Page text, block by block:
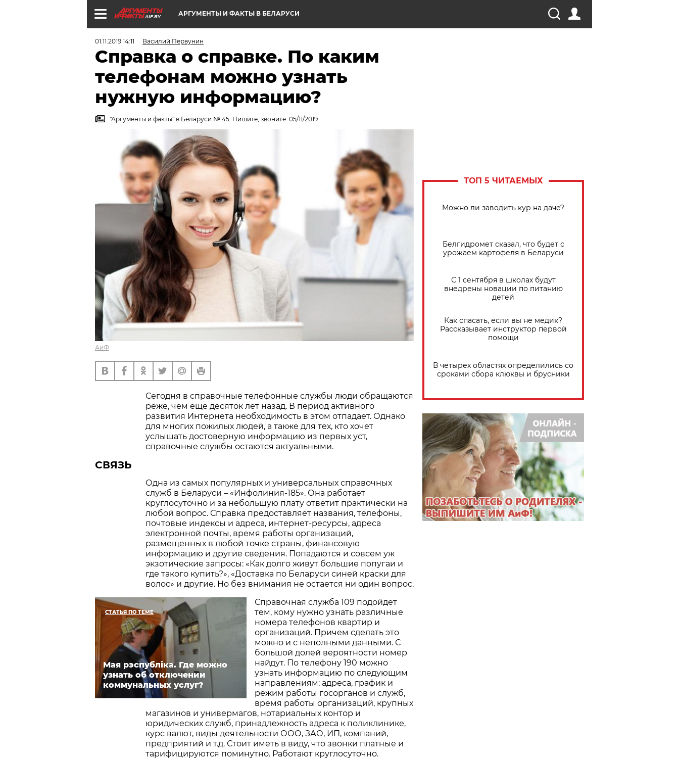
AIF.BY АРГУМЕНТЫ И ФАКТЫ В БЕЛАРУСИ
01.11.2019 14:11 Василий Первунин
Справка о справке. По каким
телефонам можно узнать
нужную информацию?
"Аргументы и факты" в Беларуси № 45. Пишите, звоните. 05/11/2019
АиФ
Сегодня в справочные телефонные службы люди обращаются
реже, чем еще десяток лет назад. В период активного
развития Интернета необходимость в этом отпадает. Однако
для многих пожилых людей, а также для тех, кто хочет
услышать достоверную информацию из первых уст,
справочные службы остаются актуальными.
СВЯЗЬ
Одна из самых популярных и универсальных справочных
служб в Беларуси – «Инфолиния-185». Она работает
круглосуточно и за небольшую плату ответит практически на
любой вопрос. Справка предоставляет названия, телефоны,
почтовые индексы и адреса, интернет-ресурсы, адреса
электронной почты, время работы организаций,
размещенных в любой точке страны, финансовую
информацию и другие сведения. Попадаются и совсем уж
экзотические запросы: «Как долго живут большие попугаи и
где такого купить?», «Доставка по Беларуси синей краски для
волос» и другие. Но без внимания не остается ни один вопрос.
СТАТЬЯ ПО ТЕМЕ
Мая рэспублiка. Где можно
узнать об отключении
коммунальных услуг?
Справочная служба 109 подойдет
тем, кому нужно узнать различные
номера телефонов квартир и
организаций. Причем сделать это
можно и с неполными данными. С
большой долей вероятности номер
найдут. По телефону 190 можно
узнать информацию по следующим
направлениям: адреса, график и
режим работы госорганов и служб,
время работы организаций, крупных
магазинов и универмагов, нотариальных контор и
юридических служб, принадлежность адреса к поликлинике,
курс валют, виды деятельности ООО, ЗАО, ИП, компаний,
предприятий и т.д. Стоит иметь в виду, что звонки платные и
тарифицируются поминутно. Работают круглосуточно.
ТОП 5 ЧИТАЕМЫХ
Можно ли заводить кур на даче?
Белгидромет сказал, что будет с
урожаем картофеля в Беларуси
С 1 сентября в школах будут
внедрены новации по питанию
детей
Как спасать, если вы не медик?
Рассказывает инструктор первой
помощи
В четырех областях определились со
сроками сбора клюквы и брусники